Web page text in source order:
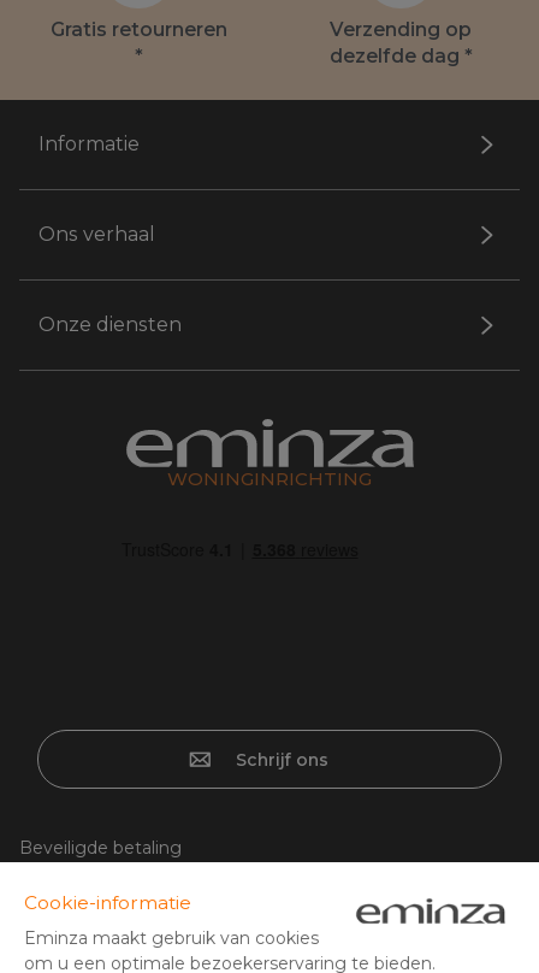
Gratis retourneren
*
Verzending op
dezelfde dag *
Informatie
Ons verhaal
Onze diensten
WONINGINRICHTING
Schrijf ons
Beveiligde betaling